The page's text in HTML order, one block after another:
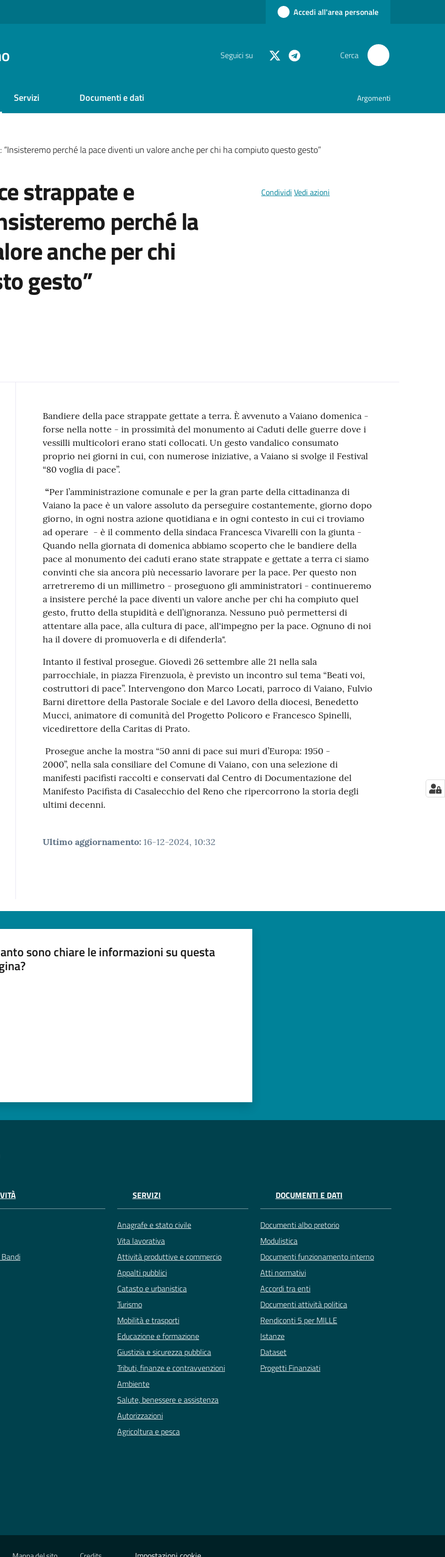
Accedi all'area personale
Seguici su Cerca
Servizi Documenti e dati Argomenti
perché la pace diventi un valore anche per chi ha compiuto questo gesto”
strappate e
perché la
anche per chi
gesto”
Condividi Vedi azioni
Contenuto
Bandiere della pace strappate gettate a terra. È avvenuto a Vaiano domenica -
forse nella notte - in prossimità del monumento ai Caduti delle guerre dove i
vessilli multicolori erano stati collocati. Un gesto vandalico consumato
proprio nei giorni in cui, con numerose iniziative, a Vaiano si svolge il Festival
“80 voglia di pace”.
“Per l’amministrazione comunale e per la gran parte della cittadinanza di
Vaiano la pace è un valore assoluto da perseguire costantemente, giorno dopo
giorno, in ogni nostra azione quotidiana e in ogni contesto in cui ci troviamo
ad operare - è il commento della sindaca Francesca Vivarelli con la giunta -
Quando nella giornata di domenica abbiamo scoperto che le bandiere della
pace al monumento dei caduti erano state strappate e gettate a terra ci siamo
convinti che sia ancora più necessario lavorare per la pace. Per questo non
arretreremo di un millimetro - proseguono gli amministratori - continueremo
a insistere perché la pace diventi un valore anche per chi ha compiuto quel
gesto, frutto della stupidità e dell’ignoranza. Nessuno può permettersi di
attentare alla pace, alla cultura di pace, all'impegno per la pace. Ognuno di noi
ha il dovere di promuoverla e di difenderla".
Intanto il festival prosegue. Giovedì 26 settembre alle 21 nella sala
parrocchiale, in piazza Firenzuola, è previsto un incontro sul tema “Beati voi,
costruttori di pace”. Intervengono don Marco Locati, parroco di Vaiano, Fulvio
Barni direttore della Pastorale Sociale e del Lavoro della diocesi, Benedetto
Mucci, animatore di comunità del Progetto Policoro e Francesco Spinelli,
vicedirettore della Caritas di Prato.
Prosegue anche la mostra “50 anni di pace sui muri d’Europa: 1950 -
2000”, nella sala consiliare del Comune di Vaiano, con una selezione di
manifesti pacifisti raccolti e conservati dal Centro di Documentazione del
Manifesto Pacifista di Casalecchio del Reno che ripercorrono la storia degli
ultimi decenni.
Ultimo aggiornamento: 16-12-2024, 10:32
sono chiare le informazioni su questa
SERVIZI
Anagrafe e stato civile
Vita lavorativa
Attività produttive e commercio
Appalti pubblici
Catasto e urbanistica
Turismo
Mobilità e trasporti
Educazione e formazione
Giustizia e sicurezza pubblica
Tributi, finanze e contravvenzioni
Ambiente
Salute, benessere e assistenza
Autorizzazioni
Agricoltura e pesca
DOCUMENTI E DATI
Documenti albo pretorio
Modulistica
Documenti funzionamento interno
Atti normativi
Accordi tra enti
Documenti attività politica
Rendiconti 5 per MILLE
Istanze
Dataset
Progetti Finanziati